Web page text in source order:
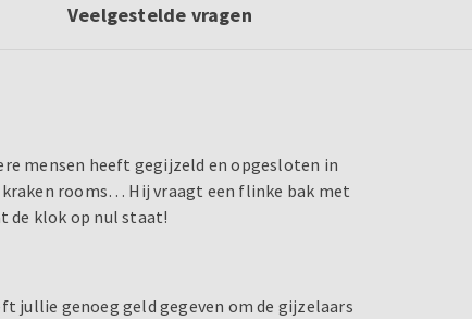
Veelgestelde vragen
mensen heeft gegijzeld en opgesloten in
rooms… Hij vraagt een flinke bak met
de klok op nul staat!
jullie genoeg geld gegeven om de gijzelaars